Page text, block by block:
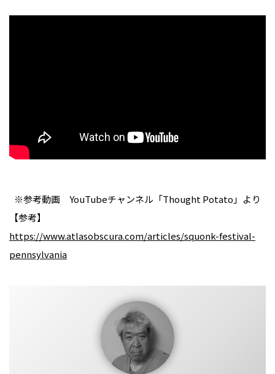
※参考動画 YouTubeチャンネル「Thought Potato」より
【参考】
https://www.atlasobscura.com/articles/squonk-festival-
pennsylvania